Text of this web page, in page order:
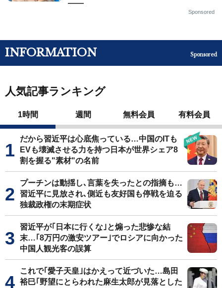
——
Sponsored
INFORMATION Sponsored
人気記事ランキング
1時間 週間 無料会員 有料会員
だから習近平は心底焦っている…中国のITも
EVも壊滅させる力を持つ日本が世界シェア8
割を握る"素材"の名前
プーチンは動揺し､言葉を失ったとの指摘も…
習近平に見放され､側近も友好国も停戦を迫る
独裁政権の末期症状
習近平が｢日本に行くな｣と煽った悲惨な結
末…｢8万円の激安ツアー｣でロシアに向かった
中国人観光客の誤算
これで｢愛子天皇｣はかえって近づいた…島田
裕巳｢野望にとらわれた麻生太郎が見落とした